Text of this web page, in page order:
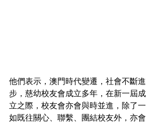
他們表示，澳門時代變遷，社會不斷進
步，慈幼校友會成立多年，在新一屆成
立之際，校友會亦會與時並進，除了一
如既往關心、聯繫、團結校友外，亦會